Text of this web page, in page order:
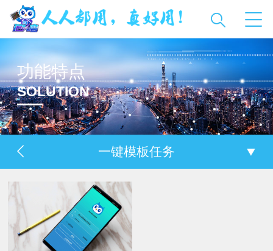
功能特点
SOLUTION
一键模板任务